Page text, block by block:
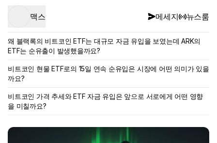
맥스 메세지 뉴스룸
왜 블랙록의 비트코인 ETF는 대규모 자금 유입을 보였는데 ARK의
ETF는 순유출이 발생했을까요?
비트코인 현물 ETF로의 15일 연속 순유입은 시장에 어떤 의미가 있을
까요?
비트코인 가격 추세와 ETF 자금 유입은 앞으로 서로에게 어떤 영향
을 미칠까요?